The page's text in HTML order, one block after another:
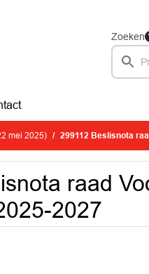
Zoeken
mei 2025) 299112 Beslisnota
raad
2027